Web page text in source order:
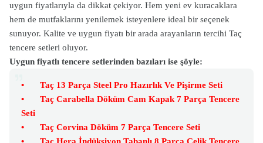
uygun fiyatlarıyla da dikkat çekiyor. Hem yeni ev kuracaklara
hem de mutfaklarını yenilemek isteyenlere ideal bir seçenek
sunuyor. Kalite ve uygun fiyatı bir arada arayanların tercihi Taç
tencere setleri oluyor.
Uygun fiyatlı tencere setlerinden bazıları ise şöyle:
•
Taç 13 Parça Steel Pro Hazırlık Ve Pişirme Seti
•
Taç Carabella Döküm Cam Kapak 7 Parça Tencere
Seti
•
Taç Corvina Döküm 7 Parça Tencere Seti